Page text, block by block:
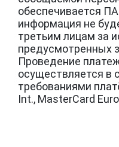
обеспечивается
информация не
третьим лицам за
предусмотренных
Проведение
осуществляется в
требованиями
Int., MasterCard